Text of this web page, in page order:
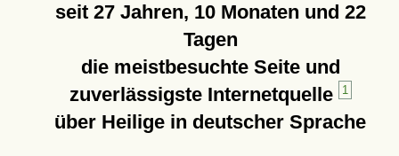
seit 27 Jahren, 10 Monaten und 22
Tagen
die meistbesuchte Seite und
zuverlässigste Internetquelle
1
über Heilige in deutscher Sprache